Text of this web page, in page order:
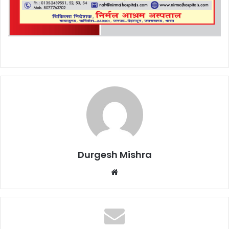
Durgesh Mishra
Website